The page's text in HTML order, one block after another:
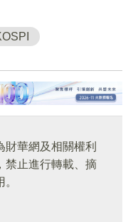
財華網及相關權利
禁止進行轉載、摘